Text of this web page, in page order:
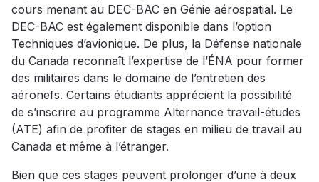
cours menant au DEC-BAC en Génie aérospatial. Le
DEC-BAC est également disponible dans l’option
Techniques d’avionique. De plus, la Défense nationale
du Canada reconnaît l’expertise de l’ÉNA pour former
des militaires dans le domaine de l’entretien des
aéronefs. Certains étudiants apprécient la possibilité
de s’inscrire au programme Alternance travail-études
(ATE) afin de profiter de stages en milieu de travail au
Canada et même à l’étranger.
Bien que ces stages peuvent prolonger d’une à deux